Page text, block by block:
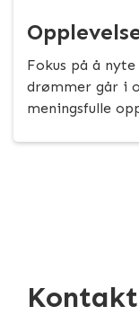
Fokus på å
drømmer går i
meningsfulle
Kontakt